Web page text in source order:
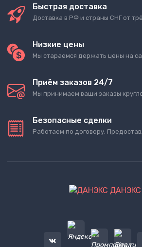
Быстрая доставка
Доставка в РФ и страны СНГ от
Низкие цены
Мы стараемся держать цены на
Приём заказов 24/7
Мы принимаем ваши заказы
Безопасные сделки
Работаем по договору.
ДАНЭКС